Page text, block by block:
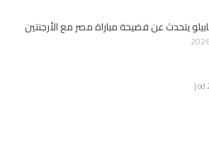
يتحدث عن فضيحة مباراة مصر مع الأرجنتين